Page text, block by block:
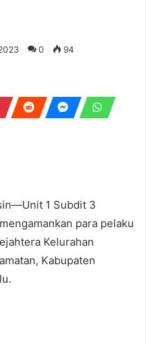
0 94
1 Subdit 3
para pelaku
Kelurahan
Kabupaten